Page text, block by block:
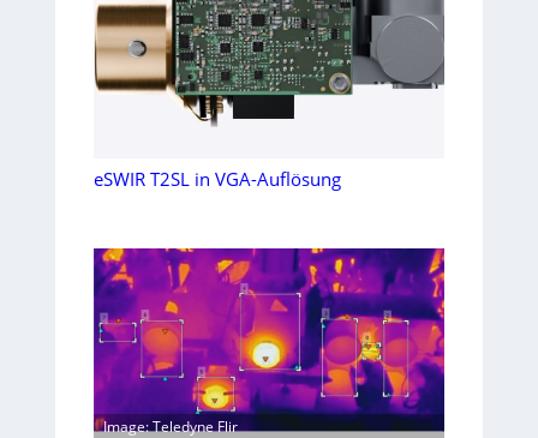
eSWIR T2SL in VGA-Auflösung
Image: Teledyne Flir